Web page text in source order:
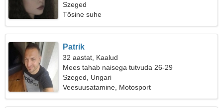
Szeged
Tõsine suhe
Patrik
32 aastat, Kaalud
Mees tahab naisega tutvuda 26-29
Szeged, Ungari
Veesuusatamine, Motosport